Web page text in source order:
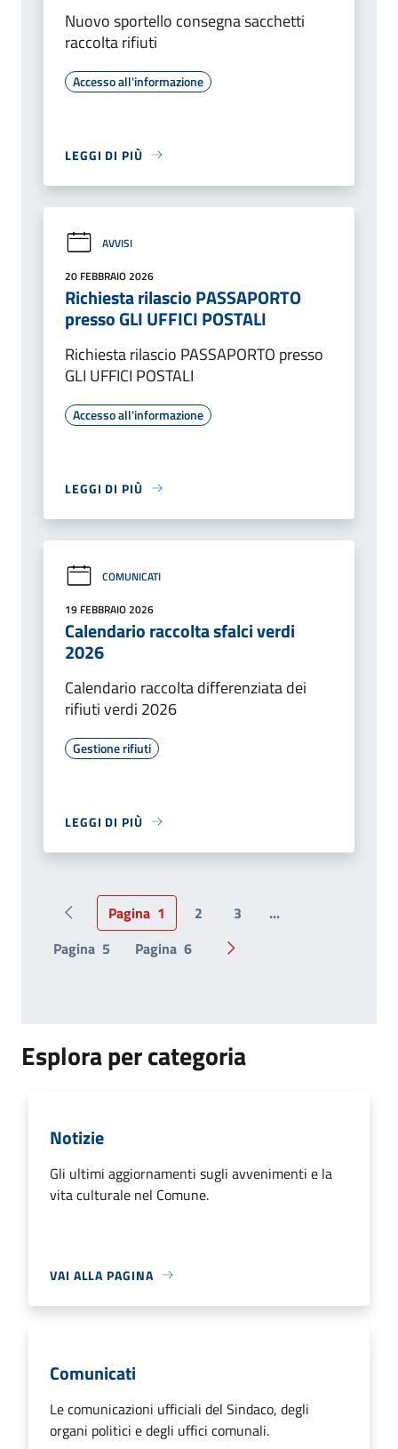
Nuovo sportello consegna sacchetti
raccolta rifiuti
Accesso all'informazione
LEGGI DI PIÙ
AVVISI
20 FEBBRAIO 2026
Richiesta rilascio PASSAPORTO
presso GLI UFFICI POSTALI
Richiesta rilascio PASSAPORTO presso
GLI UFFICI POSTALI
Accesso all'informazione
LEGGI DI PIÙ
COMUNICATI
19 FEBBRAIO 2026
Calendario raccolta sfalci verdi
2026
Calendario raccolta differenziata dei
rifiuti verdi 2026
Gestione rifiuti
LEGGI DI PIÙ
Pagina precedente
Pagina 1 2 3
...
Pagina 5 Pagina 6 Pagina successiva
Esplora per categoria
Notizie
Gli ultimi aggiornamenti sugli avvenimenti e la
vita culturale nel Comune.
VAI ALLA PAGINA
Comunicati
Le comunicazioni ufficiali del Sindaco, degli
organi politici e degli uffici comunali.